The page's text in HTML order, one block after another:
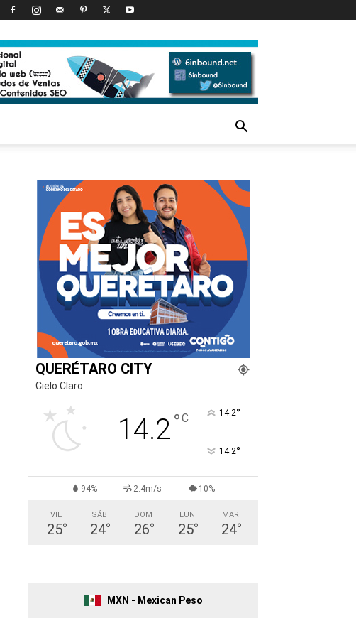
QUERÉTARO CITY
Cielo Claro
14.2°C 14.2°
14.2°
94% 2.4m/s 10%
VIE
25°
SÁB
24°
DOM
26°
LUN
25°
MAR
24°
MXN - Mexican Peso